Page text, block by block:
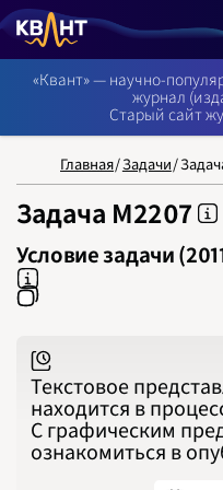
НОМЕРА СТАТЬИ
1993
NB: Сортировка
«Квант» — научно-
журнал
Старый сайт
Главная/Задачи/
Задача М2207
Условие задачи
Текстовое
находится в
С графическим
ознакомиться в